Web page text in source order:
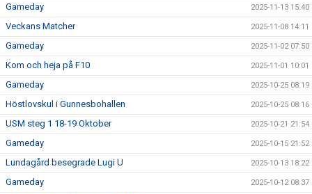
Gameday 2025-11-13 15:40
Veckans Matcher 2025-11-08 14:11
Gameday 2025-11-02 07:50
Kom och heja på F10 2025-11-01 10:01
Gameday 2025-10-25 08:19
Höstlovskul i Gunnesbohallen 2025-10-25 08:16
USM steg 1 18-19 Oktober 2025-10-21 21:54
Gameday 2025-10-15 21:52
Lundagård besegrade Lugi U 2025-10-13 18:22
Gameday 2025-10-12 08:37